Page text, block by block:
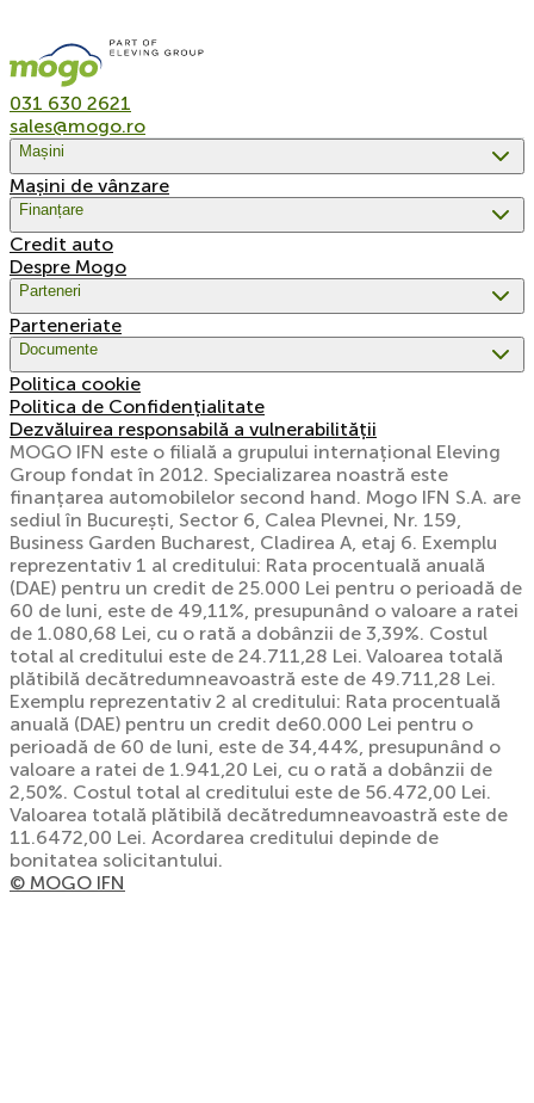
031 630 2621
sales@mogo.ro
Mașini
Mașini de vânzare
Finanțare
Credit auto
Despre Mogo
Parteneri
Parteneriate
Documente
Politica cookie
Politica de Confidențialitate
Dezvăluirea responsabilă a vulnerabilității
MOGO IFN este o filială a grupului internațional Eleving
Group fondat în 2012. Specializarea noastră este
finanțarea automobilelor second hand. Mogo IFN S.A. are
sediul în București, Sector 6, Calea Plevnei, Nr. 159,
Business Garden Bucharest, Cladirea A, etaj 6. Exemplu
reprezentativ 1 al creditului: Rata procentuală anuală
(DAE) pentru un credit de 25.000 Lei pentru o perioadă de
60 de luni, este de 49,11%, presupunând o valoare a ratei
de 1.080,68 Lei, cu o rată a dobânzii de 3,39%. Costul
total al creditului este de 24.711,28 Lei. Valoarea totală
plătibilă decătredumneavoastră este de 49.711,28 Lei.
Exemplu reprezentativ 2 al creditului: Rata procentuală
anuală (DAE) pentru un credit de60.000 Lei pentru o
perioadă de 60 de luni, este de 34,44%, presupunând o
valoare a ratei de 1.941,20 Lei, cu o rată a dobânzii de
2,50%. Costul total al creditului este de 56.472,00 Lei.
Valoarea totală plătibilă decătredumneavoastră este de
11.6472,00 Lei. Acordarea creditului depinde de
bonitatea solicitantului.
© MOGO IFN